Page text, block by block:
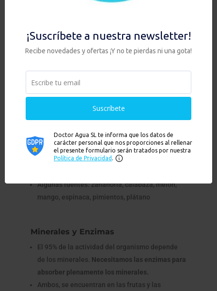
Ayuda a sentirnos llenos y por lo tantocontrolar
el peso
semillas.
Evitan la aparición dearrugas.
Protegenojos y mucosas. Aumentan nuestras
defensas.
Cuidan del buen estado de nuestros
Algunas fuentes: zanahoria, calabaza, melón,
mango, espinaca, pimientos, plátano
Minerales y Enzimas
El 95% de la actividad del organismo depende
de los minerales. Necesitamos las enzimas para
absorber plenamente los minerales.
Ambos, se encuentran en las frutas y las